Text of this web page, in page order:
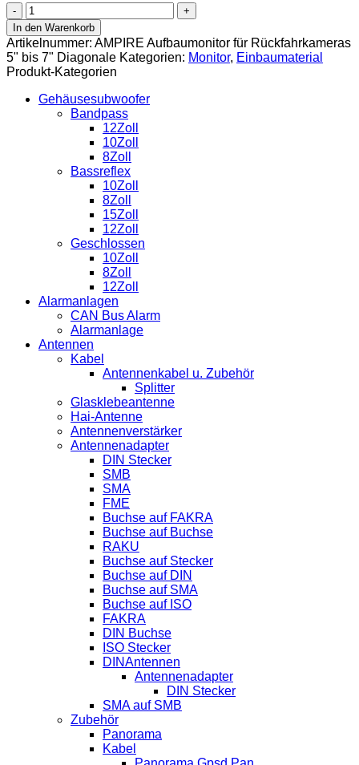
AMPIRE
Aufbaumonitor
für
Rückfahrkameras
5"
bis
7"
Diagonale
In den Warenkorb
Artikelnummer: AMPIRE Aufbaumonitor für Rückfahrkameras
5" bis 7" Diagonale Kategorien: Monitor, Einbaumaterial
Produkt-Kategorien
Gehäusesubwoofer
Bandpass
12Zoll
10Zoll
8Zoll
Bassreflex
10Zoll
8Zoll
15Zoll
12Zoll
Geschlossen
10Zoll
8Zoll
12Zoll
Alarmanlagen
CAN Bus Alarm
Alarmanlage
Antennen
Kabel
Antennenkabel u. Zubehör
Splitter
Glasklebeantenne
Hai-Antenne
Antennenverstärker
Antennenadapter
DIN Stecker
SMB
SMA
FME
Buchse auf FAKRA
Buchse auf Buchse
RAKU
Buchse auf Stecker
Buchse auf DIN
Buchse auf SMA
Buchse auf ISO
FAKRA
DIN Buchse
ISO Stecker
DINAntennen
Antennenadapter
DIN Stecker
SMA auf SMB
Zubehör
Panorama
Kabel